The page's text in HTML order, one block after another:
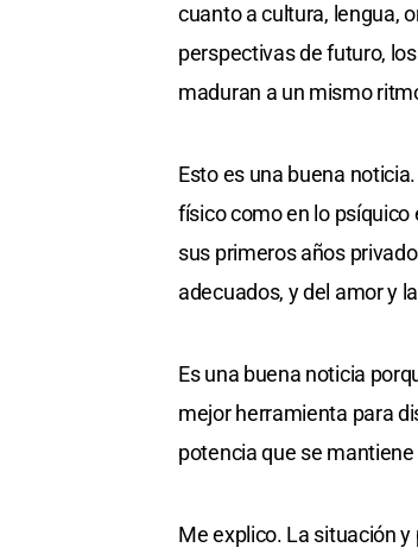
cuanto a cultura, lengua,
perspectivas de futuro,
maduran a un mismo
Esto es una buena
físico como en lo psíquico
sus primeros años
adecuados, y del amor y
Es una buena noticia
mejor herramienta para
potencia que se
Me explico. La situación